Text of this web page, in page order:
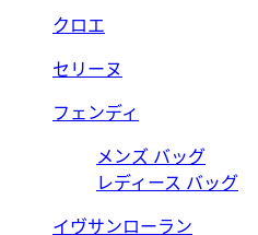
クロエ
セリーヌ
フェンディ
メンズ バッグ
レディース バッグ
イヴサンローラン